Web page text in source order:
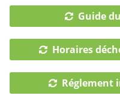
Guide
Horaires
Réglement